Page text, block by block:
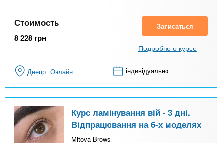
Стоимость
8 228 грн
Записаться
Подробно о курсе
Днепр Онлайн індивідуально
Курс ламінування вій - 3 дні.
Відпрацювання на 6-х моделях
Mitova Brows